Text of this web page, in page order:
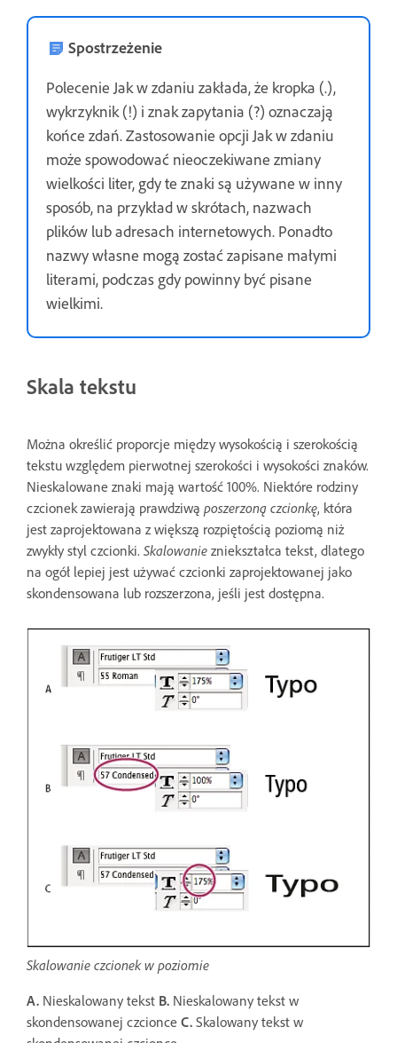
Spostrzeżenie
Polecenie Jak w zdaniu zakłada, że kropka (.),
wykrzyknik (!) i znak zapytania (?) oznaczają
końce zdań. Zastosowanie opcji Jak w zdaniu
może spowodować nieoczekiwane zmiany
wielkości liter, gdy te znaki są używane w inny
sposób, na przykład w skrótach, nazwach
plików lub adresach internetowych. Ponadto
nazwy własne mogą zostać zapisane małymi
literami, podczas gdy powinny być pisane
wielkimi.
Skala tekstu
Można określić proporcje między wysokością i szerokością
tekstu względem pierwotnej szerokości i wysokości znaków.
Nieskalowane znaki mają wartość 100%. Niektóre rodziny
czcionek zawierają prawdziwą poszerzoną czcionkę, która
jest zaprojektowana z większą rozpiętością poziomą niż
zwykły styl czcionki. Skalowanie zniekształca tekst, dlatego
na ogół lepiej jest używać czcionki zaprojektowanej jako
skondensowana lub rozszerzona, jeśli jest dostępna.
Skalowanie czcionek w poziomie
A. Nieskalowany tekst B. Nieskalowany tekst w
skondensowanej czcionce C. Skalowany tekst w